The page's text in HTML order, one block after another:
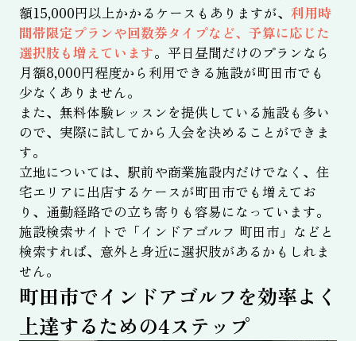
額15,000円以上かかるケースもありますが、 利用時
間帯限定プランや回数券タイプなど、予算に応じた
選択肢も増えています。平日昼間だけのプランなら
月額8,000円程度から利用できる施設が町田市でも
少なくありません。
また、無料体験レッスンを提供している施設も多い
ので、実際に試してから入会を決めることができま
す。
立地については、駅前や商業施設内だけでなく、住
宅エリアに出店するケースが町田市でも増えてお
り、通勤経路での立ち寄りも容易になっています。
施設検索サイトで「インドアゴルフ 町田市」などと
検索すれば、意外と身近に選択肢があるかもしれま
せん。
町田市でインドアゴルフを効率よく
上達するための4ステップ